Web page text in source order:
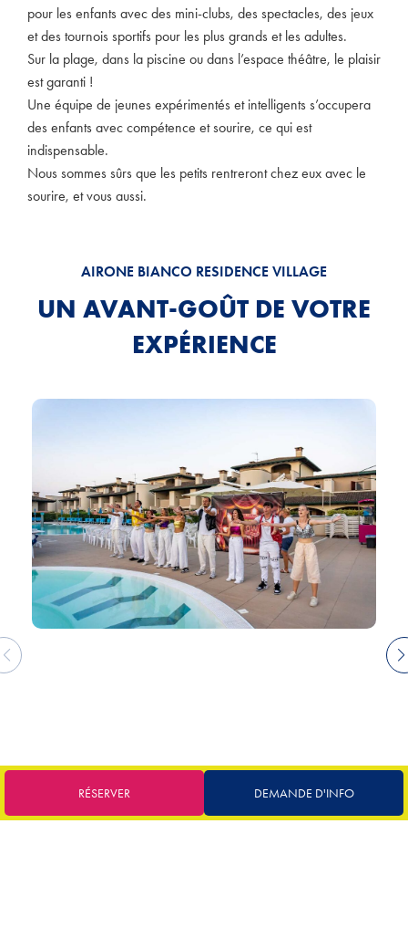
RÉSERVER DEMANDE D'INFO
pour les enfants avec des mini-clubs, des spectacles, des jeux
et des tournois sportifs pour les plus grands et les adultes.
Sur la plage, dans la piscine ou dans l’espace théâtre, le plaisir
est garanti !
Une équipe de jeunes expérimentés et intelligents s’occupera
des enfants avec compétence et sourire, ce qui est
indispensable.
Nous sommes sûrs que les petits rentreront chez eux avec le
sourire, et vous aussi.
UN AVANT-GOÛT DE VOTRE
EXPÉRIENCE
AIRONE BIANCO RESIDENCE VILLAGE